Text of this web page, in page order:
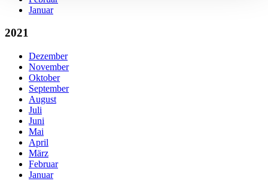
Januar
2021
Dezember
November
Oktober
September
August
Juli
Juni
Mai
April
März
Februar
Januar